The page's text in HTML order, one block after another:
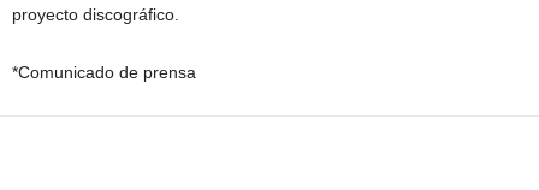
proyecto discográfico.
*Comunicado de prensa